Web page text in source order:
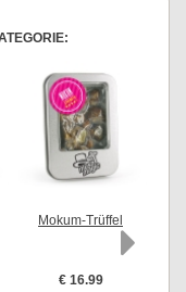
Mokum-Trüffel
€ 16.99